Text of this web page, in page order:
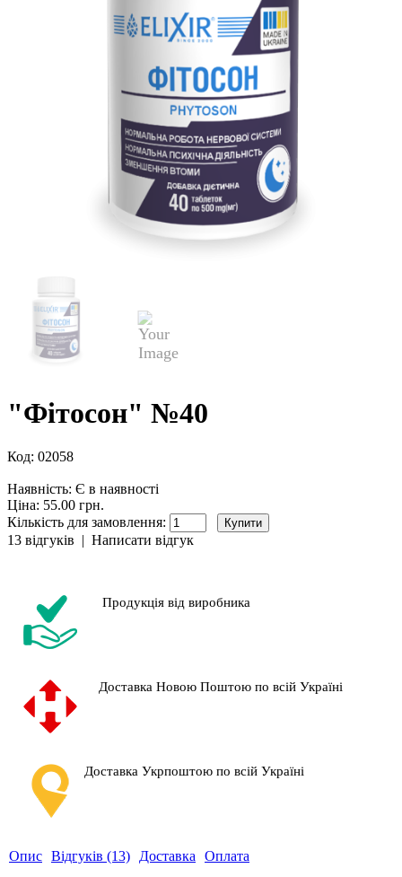
"Фітосон" №40
Код: 02058
Наявність: Є в наявності
Ціна: 55.00 грн.
Кількість для замовлення:
13 відгуків | Написати відгук
Продукція від виробника
Доставка Новою Поштою по всій Україні
Доставка Укрпоштою по всій Україні
Опис Відгуків (13) Доставка Оплата